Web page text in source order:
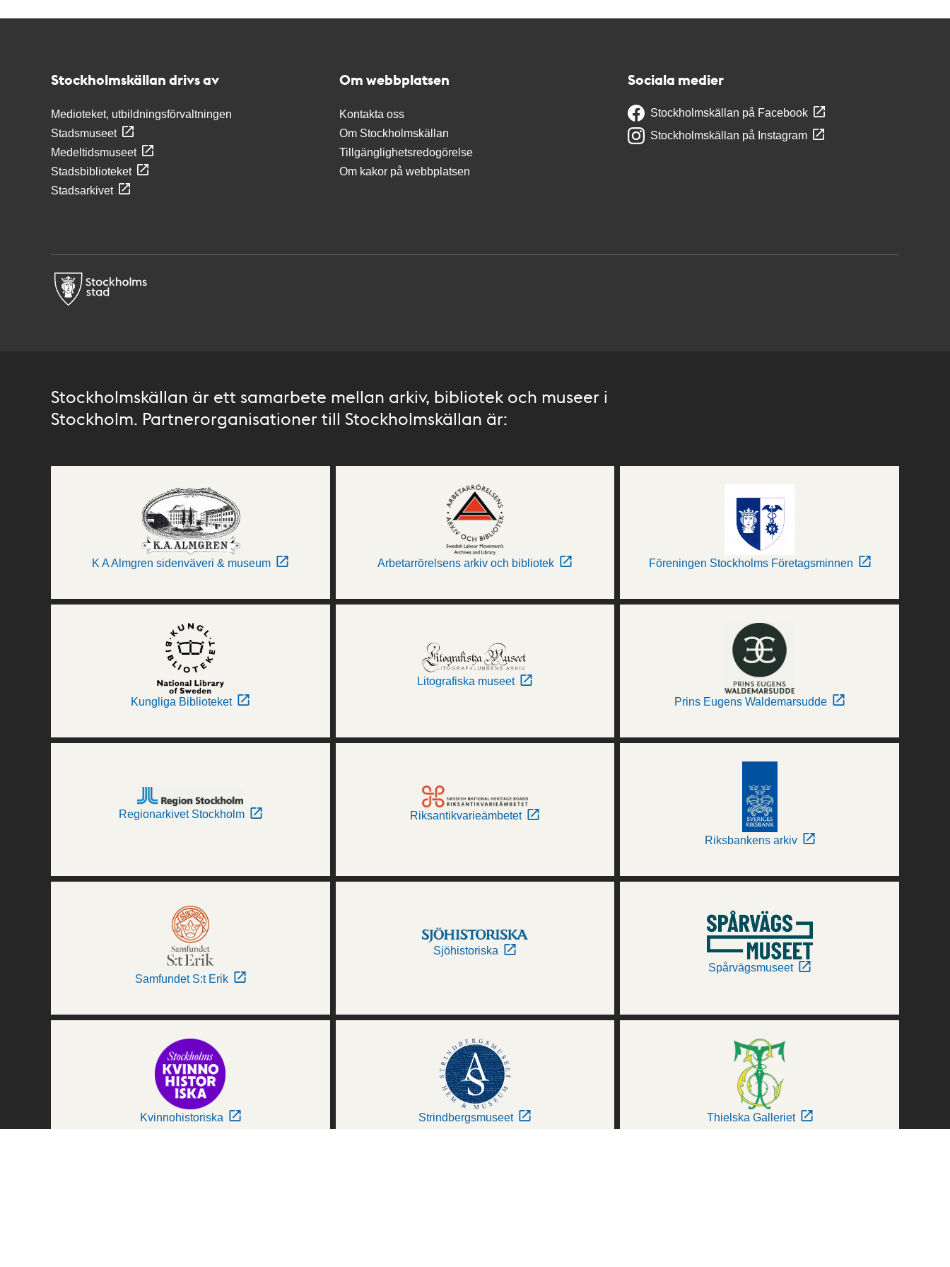
Stockholmskällan drivs av
Medioteket, utbildningsförvaltningen
Stadsmuseet
Medeltidsmuseet
Stadsbiblioteket
Stadsarkivet
Om webbplatsen
Kontakta oss
Om Stockholmskällan
Tillgänglighetsredogörelse
Om kakor på webbplatsen
Sociala medier
Stockholmskällan på Facebook
Stockholmskällan på Instagram
Stockholmskällan är ett samarbete mellan arkiv, bibliotek och museer i
Stockholm. Partnerorganisationer till Stockholmskällan är:
K A Almgren sidenväveri & museum Arbetarrörelsens arkiv och bibliotek Föreningen Stockholms Företagsminnen
Kungliga Biblioteket
Litografiska museet
Prins Eugens Waldemarsudde
Regionarkivet Stockholm Riksantikvarieämbetet
Riksbankens arkiv
Samfundet S:t Erik
Sjöhistoriska
Spårvägsmuseet
Kvinnohistoriska Strindbergsmuseet Thielska Galleriet